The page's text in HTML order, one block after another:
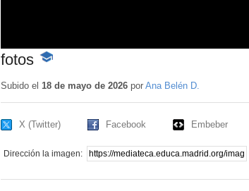
fotos -
educativo
Subido el 18 de mayo de 2026por Ana Belén D.
X (Twitter) Facebook Embeber
Dirección la imagen: